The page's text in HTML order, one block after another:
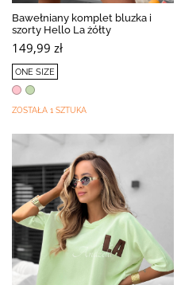
Bawełniany komplet bluzka i
szorty Hello La żółty
149,99 zł
ONE SIZE
ZOSTAŁA 1 SZTUKA